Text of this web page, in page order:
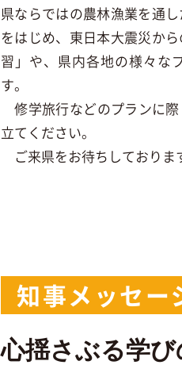
県ならではの農林漁業を通
をはじめ、東日本大震災か
習」や、県内各地の様々な
す。
修学旅行などのプランに
立てください。
ご来県をお待ちしておりま
知事メッセー
心揺さぶる学び